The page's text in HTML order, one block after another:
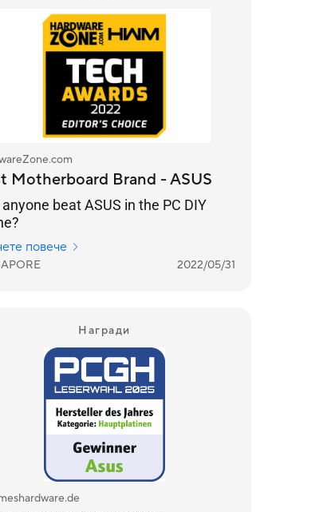
Motherboard Brand - ASUS
anyone beat ASUS in the PC DIY
повече
2022/05/31
Награди